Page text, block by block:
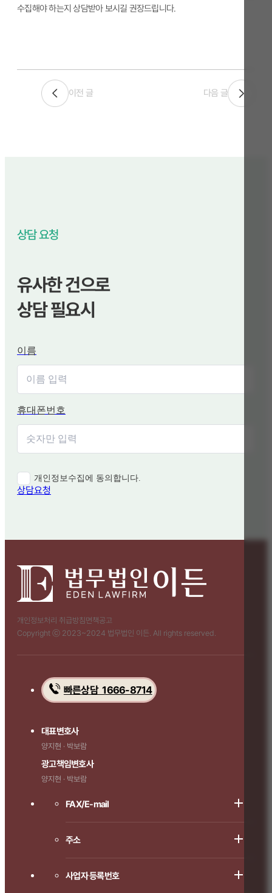
수집해야 하는지 상담받아 보시길 권장드립니다.
이전 글 다음 글
상담 요청
유사한 건으로
상담 필요시
이름
휴대폰번호
개인정보수집에 동의합니다.
상담요청
개인정보처리 취급방침 면책공고
Copyright ⓒ 2023~2024 법무법인 이든. All rights reserved.
빠른상담 1666-8714
대표변호사
양지현 · 박보람
광고책임변호사
양지현 · 박보람
FAX/E-mail
주소
사업자 등록번호